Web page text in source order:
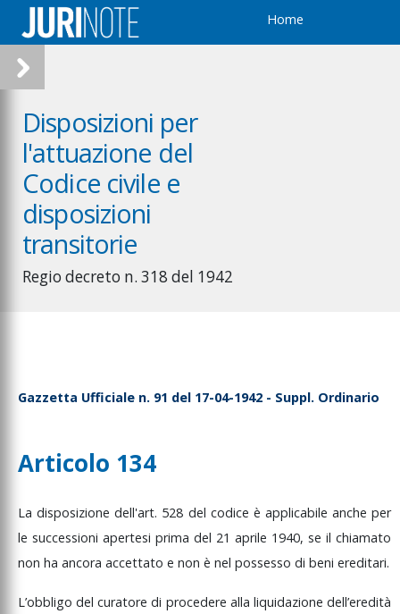
Home
Disposizioni per
l'attuazione del
Codice civile e
disposizioni
transitorie
Regio decreto n. 318 del 1942
Gazzetta Ufficiale n. 91 del 17-04-1942 - Suppl. Ordinario
Articolo 134
Ladisposizionedell'art. 528 del codice è applicabile ancheper
le successioni apertesi prima del 21 aprile 1940, se il chiamato
non ha ancora accettato e non è nel possesso di beni ereditari.
L’obbligodelcuratoredi procedere alla liquidazionedell’eredità